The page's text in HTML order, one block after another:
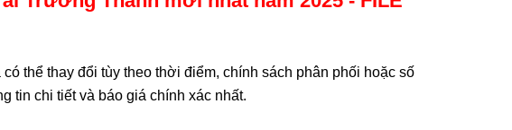
thể thay đổi tùy theo thời điểm, chính sách phân phối hoặc số
tin chi tiết và báo giá chính xác nhất.